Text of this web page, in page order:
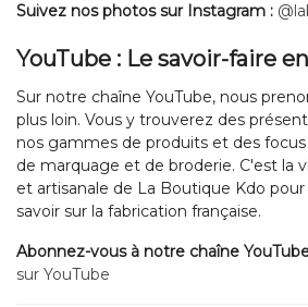
Suivez nos photos sur Instagram :
YouTube : Le savoir-faire
Sur notre chaîne YouTube, nous
plus loin. Vous y trouverez des
nos gammes de produits et des
de marquage et de broderie. C'est la
et artisanale de La Boutique Kdo
savoir sur la fabrication française.
Abonnez-vous à notre chaîne
sur YouTube